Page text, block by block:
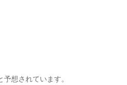
想されています。